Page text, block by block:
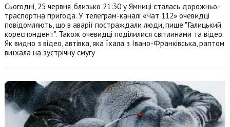
Сьогодні, 25 червня, близько 21:30 у Ямниці сталась дорожньо-
траспортна пригода. У телеграм-каналі «Чат 112» очевидці
повідомляють, що в аварії постраждали люди, пише "Галицький
кореспондент". Також очевидці поділилися світлинами та відео.
Як видно з відео, автівка, яка їхала з Івано-Франківська, раптом
виїхала на зустрічну смугу